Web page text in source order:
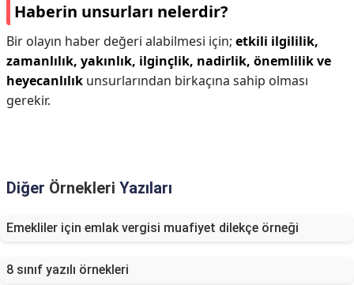
Haberin unsurları nelerdir?
Bir olayın haber değeri alabilmesi için; etkili ilgililik,
zamanlılık, yakınlık, ilginçlik, nadirlik, önemlilik ve
heyecanlılık unsurlarından birkaçına sahip olması
gerekir.
Diğer Örnekleri Yazıları
Emekliler için emlak vergisi muafiyet dilekçe örneği
8 sınıf yazılı örnekleri